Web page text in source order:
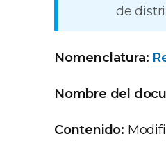
de
Nomenclatura:
Nombre del
Contenido: